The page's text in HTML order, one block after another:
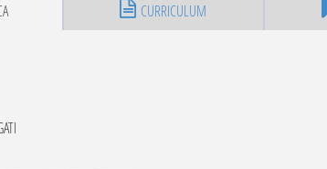
CURRICULUM